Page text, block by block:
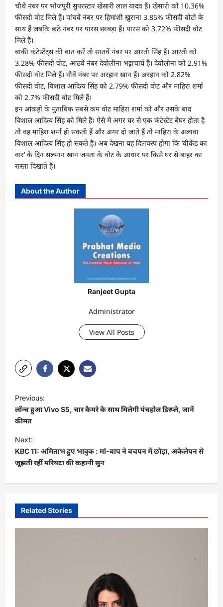
चौथे नंबर पर भोजपुरी सुपरस्टार खेसारी लाल यादव हैं। खेसारी को 10.36%
फीसदी वोट मिले हैं। पांचवें नंबर पर हिमांशी खुराना 3.85% फीसदी वोटों के
साथ हैं जबकि छठे नंबर पर पारस छाबड़ा हैं। पारस को 3.72% फीसदी वोट
मिले हैं।
बाकी कंटेस्टेंट्स की बात करें तो सातवें नंबर पर आरती सिंह हैं। आरती को
3.28% फीसदी वोट, आठवें नंबर देवोलीना भट्टाचार्य हैं। देवोलीना को 2.91%
फीसदी वोट मिले हैं। नौवें नंबर पर अरहान खान हैं। अरहान को 2.82%
फीसदी वोट, विशाल आदित्य सिंह को 2.79% फीसदी वोट और माहिरा शर्मा
को 2.7% फीसदी वोट मिले हैं।
इन आंकड़ों के मुताबिक सबसे कम वोट माहिरा शर्मा को और उसके बाद
विशाल आदित्य सिंह को मिले हैं। ऐसे में अगर घर से एक कंटेस्टेंट बेघर होता है
तो वह माहिरा शर्मा हो सकती हैं और अगर दो जाते हैं तो माहिरा के अलावा
विशाल आदित्य सिंह हो सकते हैं। अब देखना यह दिलचस्प होगा कि ‘वीकेंड का
वार’ के दिन सलमान खान जनता के वोट के आधार पर किसे घर से बाहर का
रास्ता दिखाते हैं।
About the Author
Ranjeet Gupta
Administrator
View All Posts
P
o
s
t
n
a
v
g
a
Previous:
लॉन्च हुआ Vivo S5, चार कैमरे के साथ मिलेगी पंचहोल डिस्प्ले, जानें
कीमत
Next:
KBC 11: अमिताभ हुए भावुक : मां-बाप ने बचपन में छोड़ा, अकेलेपन से
जूझती रहीं मरियटा की कहानी सुन
Related Stories